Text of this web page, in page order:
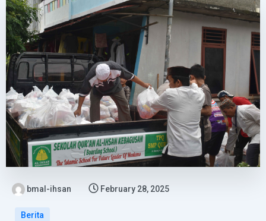
bmal-ihsan February 28, 2025
Berita